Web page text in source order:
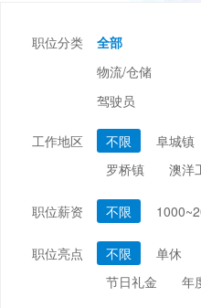
职位分类 全部
物流/仓储
驾驶员
美容/美发
市场/媒介/公关
能源/电力/矿产
工作地区 不限 阜城镇
罗桥镇
澳洋
职位薪资 不限
职位亮点 不限 单休
节日礼金
年